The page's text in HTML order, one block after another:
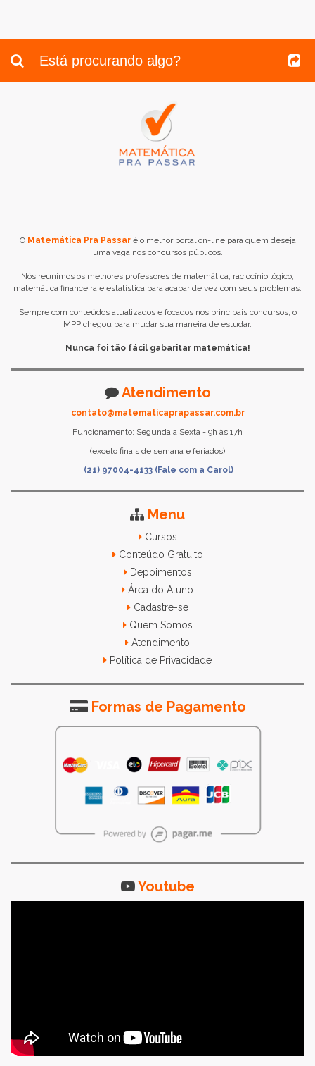
O Matemática Pra Passaré o melhor portal on-line para quem deseja
uma vaga nos concursos públicos.
Nós reunimos os melhores professores de matemática, raciocínio lógico,
matemática financeira e estatística para acabar de vez com seus problemas.
Sempre com conteúdos atualizados e focados nos principais concursos, o
MPP chegou para mudar sua maneira de estudar.
Nunca foi tão fácil gabaritar matemática!
Atendimento
contato@matematicaprapassar.com.br
Funcionamento: Segunda a Sexta - 9h às 17h
(exceto finais de semana e feriados)
(21) 97004-4133 (Fale com a Carol)
Menu
Cursos
Conteúdo Gratuito
Depoimentos
Área do Aluno
Cadastre-se
Quem Somos
Atendimento
Política de Privacidade
Formas de Pagamento
Youtube